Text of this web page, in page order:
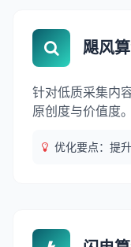
飓风
针对低质采集内
原创度与价值度。
优化要点：提